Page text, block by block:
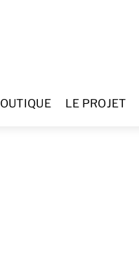
LE PROJET